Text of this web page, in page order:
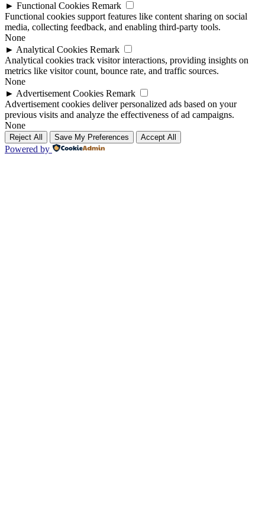
► Functional Cookies Remark
Functional cookies support features like content sharing on social
media, collecting feedback, and enabling third-party tools.
None
► Analytical Cookies Remark
Analytical cookies track visitor interactions, providing insights on
metrics like visitor count, bounce rate, and traffic sources.
None
► Advertisement Cookies Remark
Advertisement cookies deliver personalized ads based on your
previous visits and analyze the effectiveness of ad campaigns.
None
Reject All Save My Preferences Accept All
Powered by